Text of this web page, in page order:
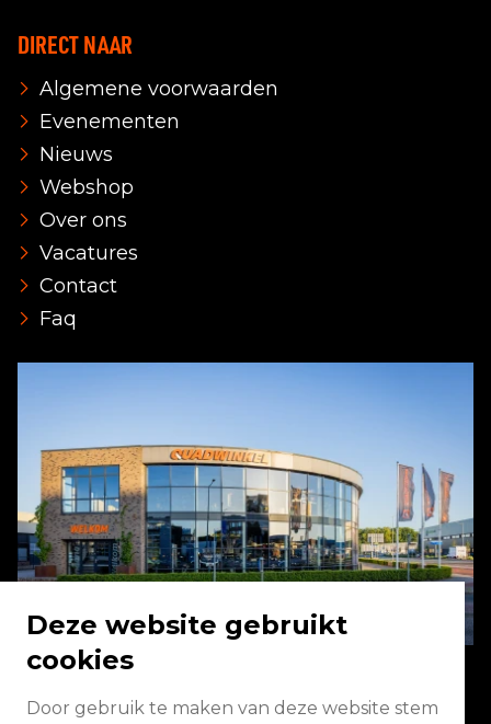
DIRECT NAAR
Algemene voorwaarden
Evenementen
Nieuws
Webshop
Over ons
Vacatures
Contact
Faq
Deze website gebruikt
cookies
Door gebruik te maken van deze website stem